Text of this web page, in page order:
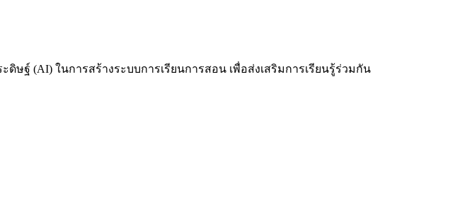
ษฐ์ (AI) ในการสร้างระบบการเรียนการสอน เพื่อส่งเสริมการเรียนรู้ร่วมกัน